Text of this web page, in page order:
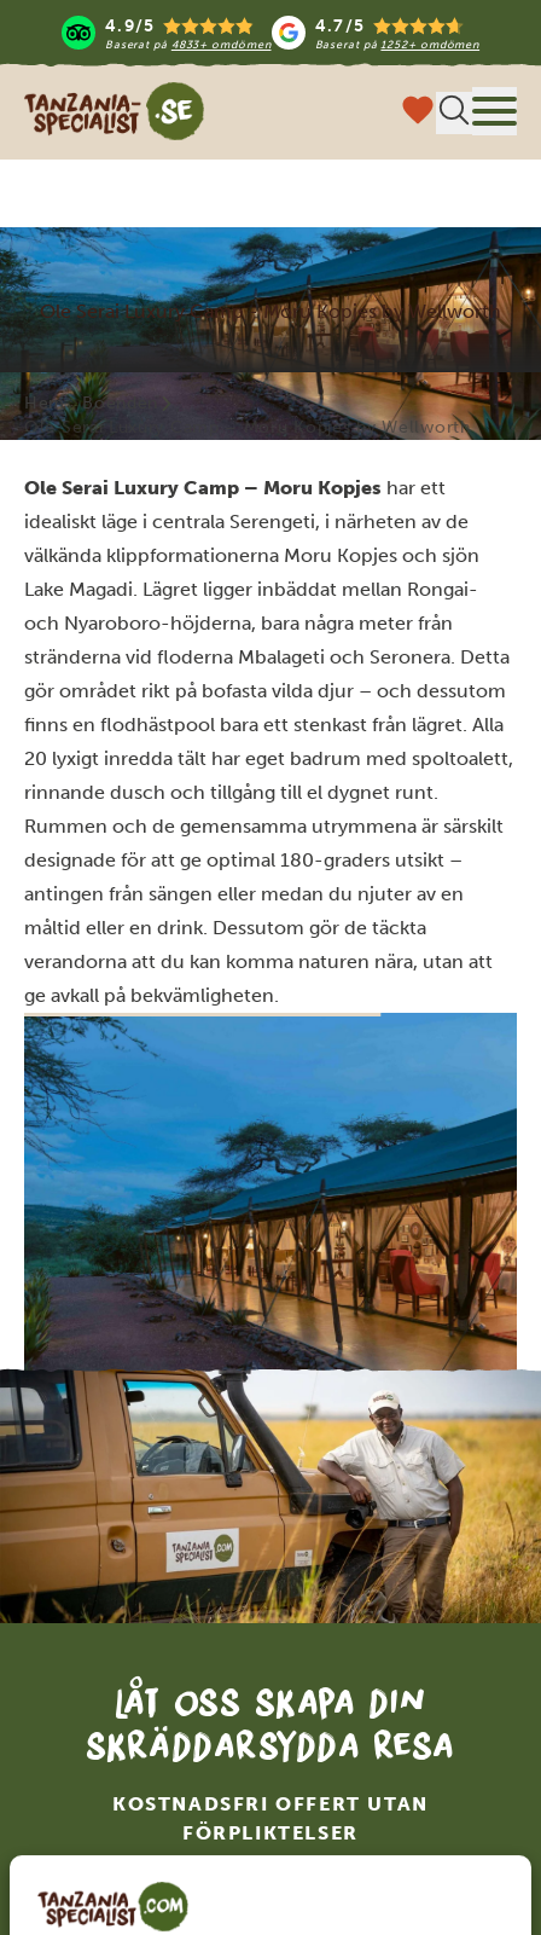
4.9/5
Baserat på 4833+ omdömen
4.7/5
Baserat på1252+ omdömen
Tanzania Specialist
Ole Serai Luxury Camp - Moru Kopjes by Wellworth
Hem
Boenden
Ole Serai Luxury Camp – Moru Kopjes by Wellworth
Ole Serai Luxury Camp – Moru Kopjes har ett
idealiskt läge i centrala Serengeti, i närheten av de
välkända klippformationerna Moru Kopjes och sjön
Lake Magadi. Lägret ligger inbäddat mellan Rongai-
och Nyaroboro-höjderna, bara några meter från
stränderna vid floderna Mbalageti och Seronera. Detta
gör området rikt på bofasta vilda djur – och dessutom
finns en flodhästpool bara ett stenkast från lägret. Alla
20 lyxigt inredda tält har eget badrum med spoltoalett,
rinnande dusch och tillgång till el dygnet runt.
Rummen och de gemensamma utrymmena är särskilt
designade för att ge optimal 180-graders utsikt –
antingen från sängen eller medan du njuter av en
måltid eller en drink. Dessutom gör de täckta
verandorna att du kan komma naturen nära, utan att
ge avkall på bekvämligheten.
Låt oss skapa din
skräddarsydda resa
KOSTNADSFRI OFFERT UTAN
FÖRPLIKTELSER
BÖRJA PLANERA DIN RESA